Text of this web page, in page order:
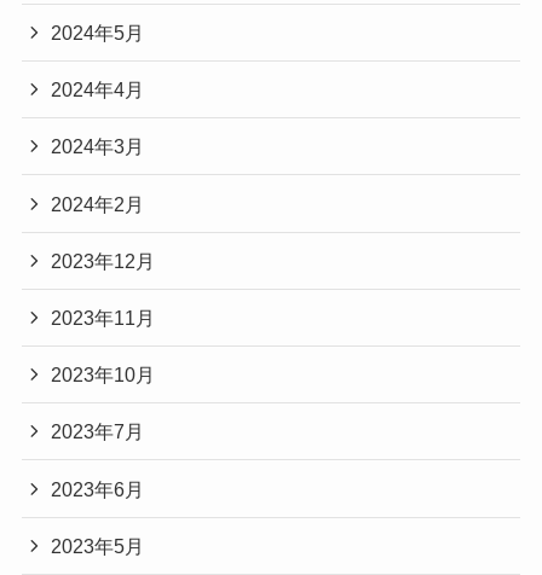
2024年5月
2024年4月
2024年3月
2024年2月
2023年12月
2023年11月
2023年10月
2023年7月
2023年6月
2023年5月